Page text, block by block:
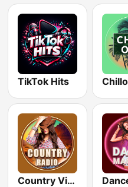
TikTok Hits
Country Vibes